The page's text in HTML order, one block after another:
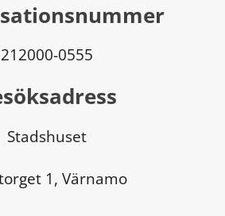
212000-0555
Stadshuset
1, Värnamo